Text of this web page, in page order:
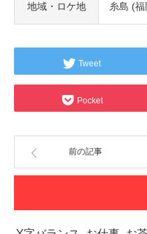
地域・ロケ地 糸島 (福
Tweet
Pocket
前の記事